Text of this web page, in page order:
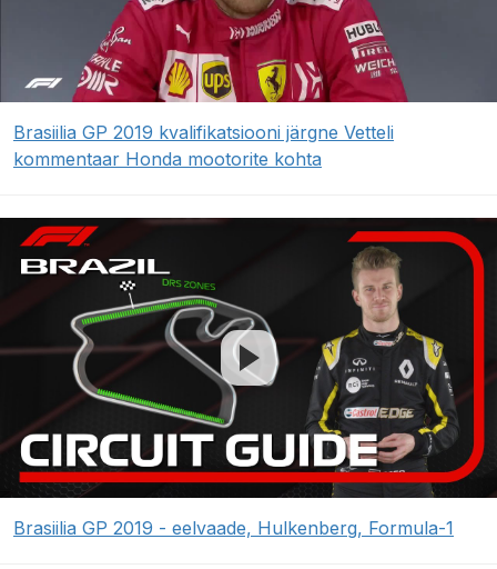
Brasiilia GP 2019 kvalifikatsiooni järgne Vetteli
kommentaar Honda mootorite kohta
Brasiilia GP 2019 - eelvaade, Hulkenberg, Formula-1